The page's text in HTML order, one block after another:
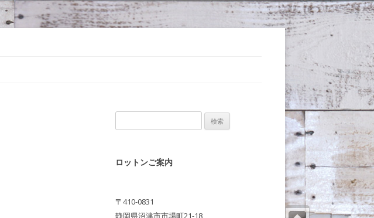
索:
ロットンご案内
〒410-0831
静岡県沼津市市場町21-18